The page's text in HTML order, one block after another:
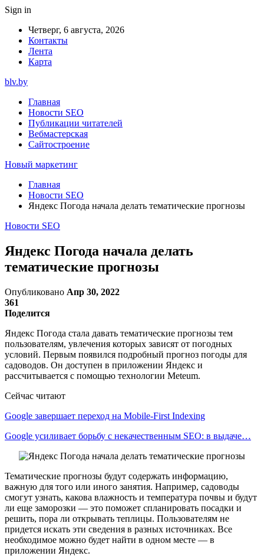
Sign in
Четверг, 6 августа, 2026
Контакты
Лента
Карта
blv.by
Главная
Новости SEO
Публикации читателей
Вебмастерская
Сайтостроение
Новый маркетинг
Главная
Новости SEO
Яндекс Погода начала делать тематические прогнозы
Новости SEO
Яндекс Погода начала делать
тематические прогнозы
Опубликовано Апр 30, 2022
361
Поделится
Яндекс Погода стала давать тематические прогнозы тем
пользователям, увлечения которых зависят от погодных
условий. Первым появился подробный прогноз погоды для
садоводов. Он доступен в приложении Яндекс и
рассчитывается с помощью технологии Meteum.
Сейчас читают
Google завершает переход на Mobile-First Indexing
Google усиливает борьбу с некачественным SEO: в выдаче…
Тематические прогнозы будут содержать информацию,
важную для того или иного занятия. Например, садоводы
смогут узнать, какова влажность и температура почвы и будут
ли еще заморозки — это поможет спланировать посадки и
решить, пора ли открывать теплицы. Пользователям не
придется искать эти сведения в разных источниках. Все
необходимое можно будет найти в одном месте — в
приложении Яндекс.